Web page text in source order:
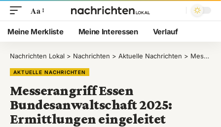
Aa
Meine Merkliste Meine Interessen Verlauf
Nachrichten Lokal > Nachrichten > Aktuelle Nachrichten > Messerangriff Essen Bundesanwaltschaft 2025: Ermittlungen eingeleitet
AKTUELLE NACHRICHTEN
Messerangriff Essen
Bundesanwaltschaft 2025:
Ermittlungen eingeleitet